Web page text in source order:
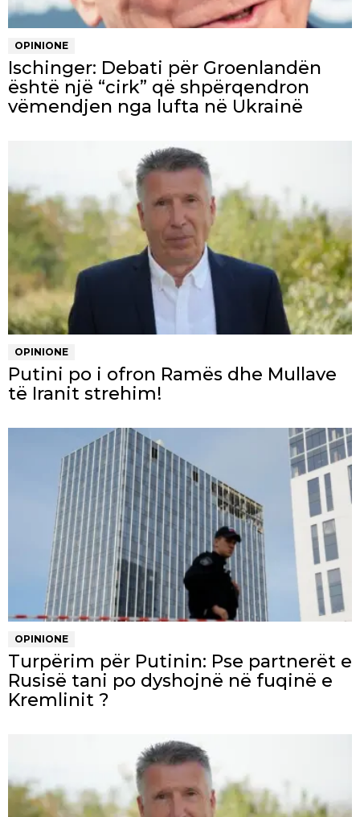
OPINIONE
Ischinger: Debati për Groenlandën
është një “cirk” që shpërqendron
vëmendjen nga lufta në Ukrainë
OPINIONE
Putini po i ofron Ramës dhe Mullave
të Iranit strehim!
OPINIONE
Turpërim për Putinin: Pse partnerët e
Rusisë tani po dyshojnë në fuqinë e
Kremlinit ?